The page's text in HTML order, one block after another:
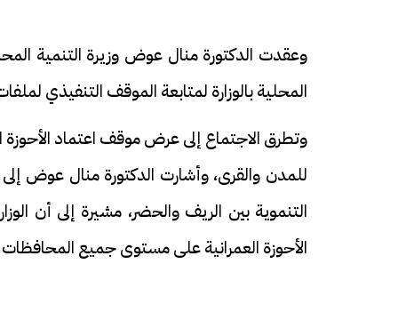
وعقدت الدكتورة منال عوض وزيرة التنمية
المحلية بالوزارة لمتابعة الموقف التنفيذي
وتطرق الاجتماع إلى عرض موقف اعتماد الأحوزة
للمدن والقرى، وأشارت الدكتورة منال عوض
التنموية بين الريف والحضر، مشيرة إلى أن
الأحوزة العمرانية على مستوى جميع
فيديو